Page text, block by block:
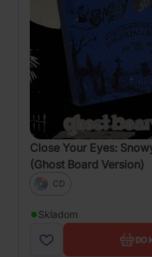
Close Your Eyes:
(Ghost Board Version)
CD
Skladom
DO